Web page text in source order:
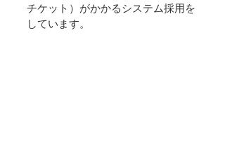
チケット）がかかるシステム採用を
しています。